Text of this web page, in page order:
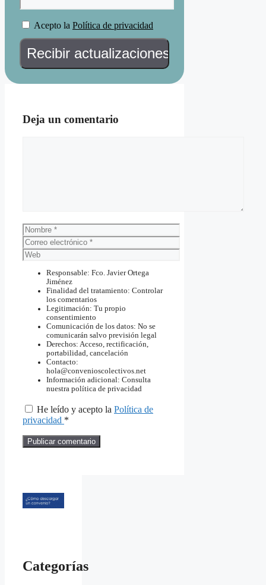
Acepto la Política de privacidad
Deja un comentario
Nombre
Correo
electrónico
Web
Responsable: Fco. Javier Ortega
Jiménez
Finalidad del tratamiento: Controlar
los comentarios
Legitimación: Tu propio
consentimiento
Comunicación de los datos: No se
comunicarán salvo previsión legal
Derechos: Acceso, rectificación,
portabilidad, cancelación
Contacto:
hola@convenioscolectivos.net
Información adicional: Consulta
nuestra política de privacidad
He leído y acepto la Política de
privacidad *
Categorías